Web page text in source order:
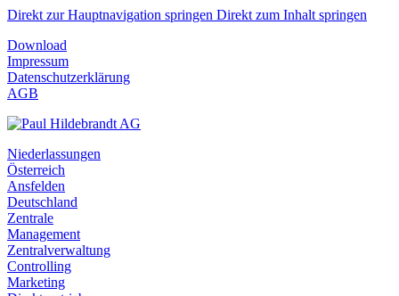
Direkt zur Hauptnavigation springen Direkt zum Inhalt springen
Download
Impressum
Datenschutzerklärung
AGB
Niederlassungen
Österreich
Ansfelden
Deutschland
Zentrale
Management
Zentralverwaltung
Controlling
Marketing